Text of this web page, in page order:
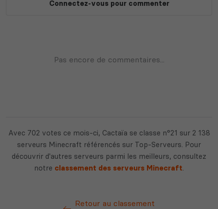
Avec 702 votes ce mois-ci, Cactaïa se classe n°21 sur 2 138
serveurs Minecraft référencés sur Top-Serveurs. Pour
découvrir d'autres serveurs parmi les meilleurs, consultez
notre classement des serveurs Minecraft.
Retour au classement